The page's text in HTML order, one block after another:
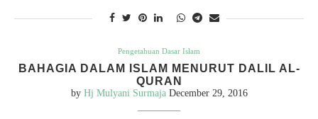
Pengetahuan Dasar Islam
BAHAGIA DALAM ISLAM MENURUT DALIL AL-
QURAN
by Hj Mulyani Surmaja December 29, 2016